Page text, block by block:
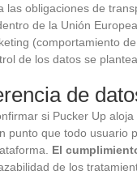
las obligaciones de
de la Unión
(comportamiento
de los datos se
de
si Pucker Up
punto que todo usuario
El
de los